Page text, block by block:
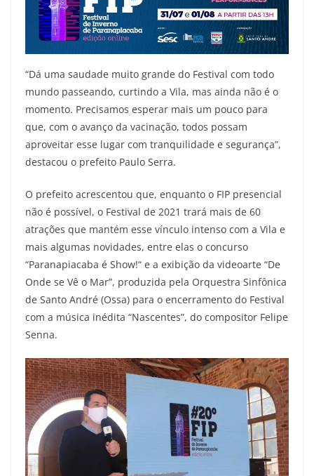
“Dá uma saudade muito grande do Festival com todo
mundo passeando, curtindo a Vila, mas ainda não é o
momento. Precisamos esperar mais um pouco para
que, com o avanço da vacinação, todos possam
aproveitar esse lugar com tranquilidade e segurança”,
destacou o prefeito Paulo Serra.
O prefeito acrescentou que, enquanto o FIP presencial
não é possível, o Festival de 2021 trará mais de 60
atrações que mantém esse vínculo intenso com a Vila e
mais algumas novidades, entre elas o concurso
“Paranapiacaba é Show!“ e a exibição da videoarte “De
Onde se Vê o Mar”, produzida pela Orquestra Sinfônica
de Santo André (Ossa) para o encerramento do Festival
com a música inédita “Nascentes”, do compositor Felipe
Senna.